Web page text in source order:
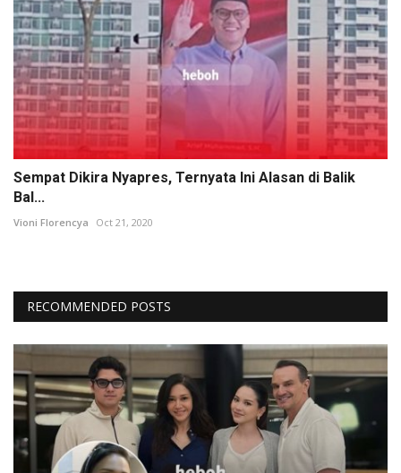
Sempat Dikira Nyapres, Ternyata Ini Alasan di Balik
Bal...
Vioni Florencya Oct 21, 2020
RECOMMENDED POSTS